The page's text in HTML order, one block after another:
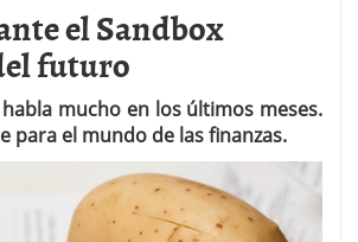
el Préstamo Promotor privado
de 2025
opción para gestionar tus
el Sandbox
futuro
mucho en los últimos meses.
para el mundo de las finanzas.